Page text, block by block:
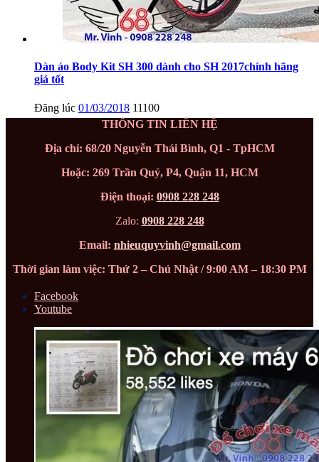
Dàn áo Body Kit SH 300 dành cho SH 2017chính hãng
giá tốt
Đăng lúc 01/03/2018 11100
THÔNG TIN LIÊN HỆ
Địa chỉ: 68/20 Nguyễn Thái Bình, Q1 - TpHCM
Hoặc: 269 Trần Quý, P4, Quận 11, HCM
Điện thoại: 0908 228 248
Zalo: 0908 228 248
Email: nhieuquyvinh@gmail.com
Thời gian làm việc: Thứ 2 – Chủ Nhật / 9:00 AM – 18:30 PM
Facebook
Youtube